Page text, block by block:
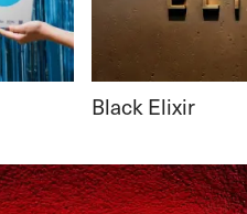
Black Elixir